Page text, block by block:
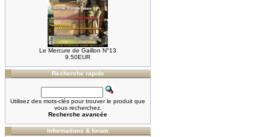
Le Mercure de Gaillon N°13
9.50EUR
Recherche rapide
Utilisez des mots-clés pour trouver le produit que
vous recherchez.
Recherche avancée
Informations & forum